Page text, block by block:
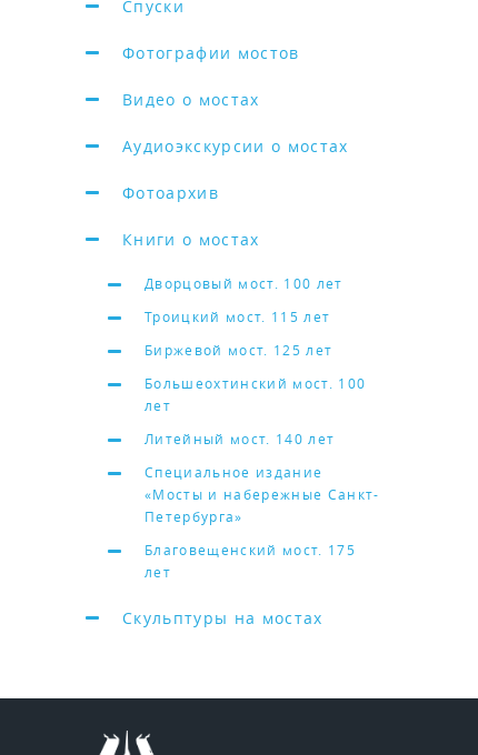
Спуски
Фотографии мостов
Видео о мостах
Аудиоэкскурсии о мостах
Фотоархив
Книги о мостах
Дворцовый мост. 100 лет
Троицкий мост. 115 лет
Биржевой мост. 125 лет
Большеохтинский мост. 100
лет
Литейный мост. 140 лет
Специальное издание
«Мосты и набережные Санкт-
Петербурга»
Благовещенский мост. 175
лет
Скульптуры на мостах